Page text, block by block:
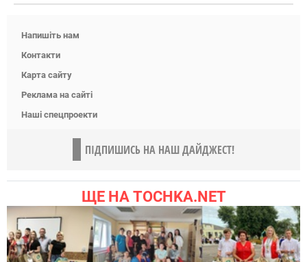
Напишіть нам
Контакти
Карта сайту
Реклама на сайті
Наші спецпроекти
ПІДПИШИСЬ НА НАШ ДАЙДЖЕСТ!
ЩЕ НА TOCHKA.NET